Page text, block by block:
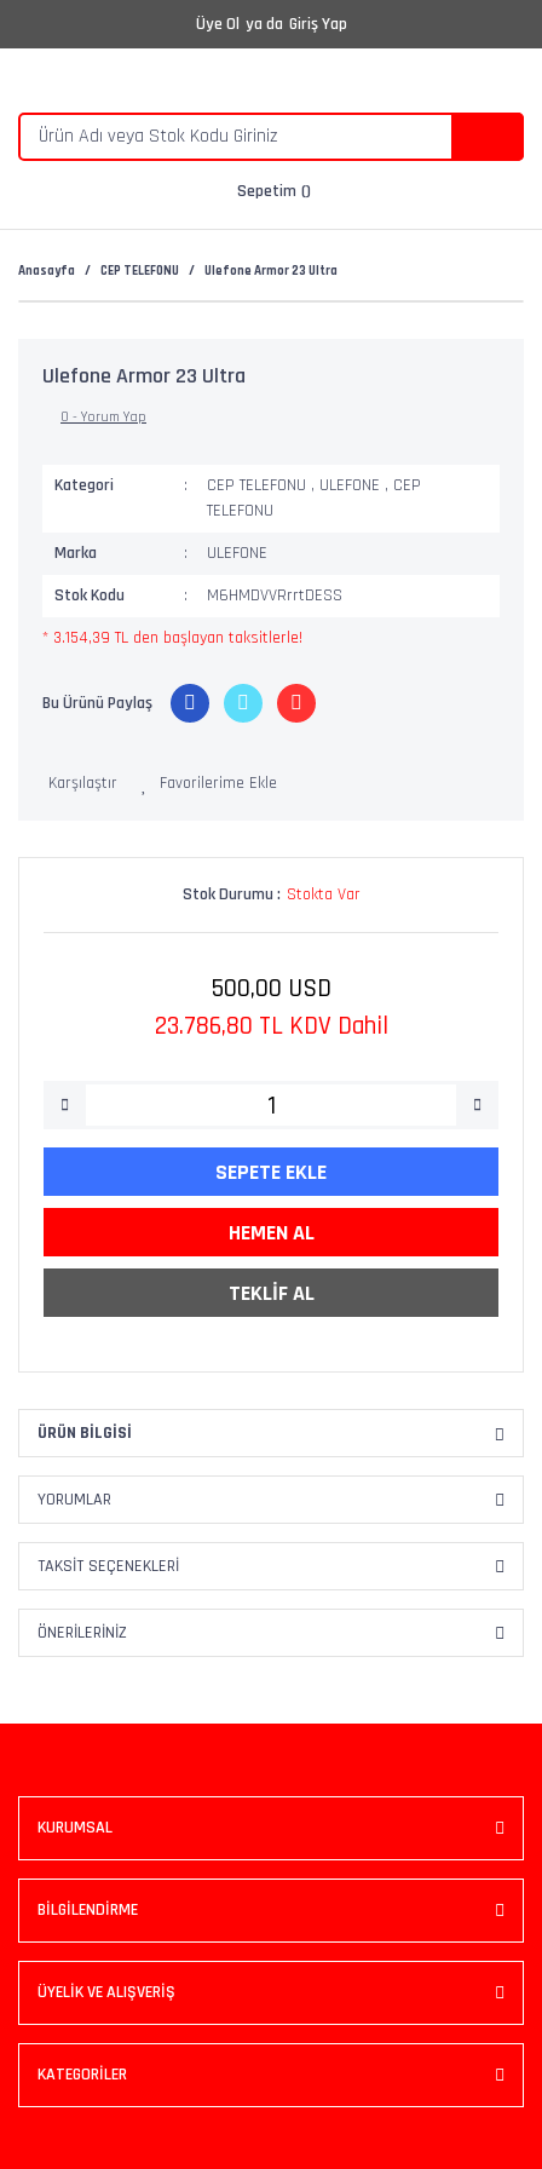
Üye Ol ya da Giriş Yap
Sepetim
Anasayfa CEP TELEFONU Ulefone Armor 23 Ultra
Ulefone Armor 23 Ultra
0 - Yorum Yap
Kategori CEP TELEFONU , ULEFONE , CEP
TELEFONU
Marka
ULEFONE
Stok Kodu
M6HMDVVRrrtDESS
* 3.154,39 TL den başlayan taksitlerle!
Bu Ürünü Paylaş
Karşılaştır
Stok Durumu : Stokta Var
500,00 USD
23.786,80 TL KDV Dahil
SEPETE EKLE
HEMEN AL
TEKLİF AL
ÜRÜN BILGISI
YORUMLAR
TAKSIT SEÇENEKLERI
ÖNERILERINIZ
KURUMSAL
BİLGİLENDİRME
ÜYELİK VE ALIŞVERİŞ
KATEGORİLER